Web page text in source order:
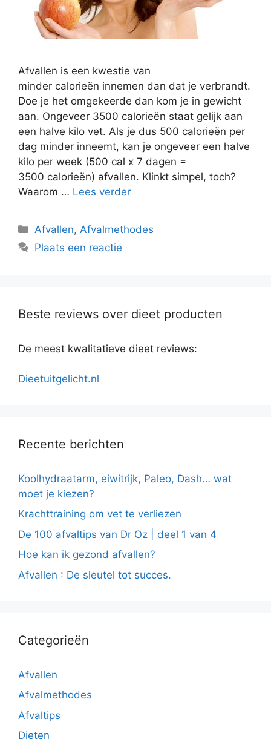
Afvallen is een kwestie van
minder calorieën innemen dan dat je verbrandt.
Doe je het omgekeerde dan kom je in gewicht
aan. Ongeveer 3500 calorieën staat gelijk aan
een halve kilo vet. Als je dus 500 calorieën per
dag minder inneemt, kan je ongeveer een halve
kilo per week (500 cal x 7 dagen =
3500 calorieën) afvallen. Klinkt simpel, toch?
Waarom … Lees verder
Categorieën
Afvallen, Afvalmethodes
Plaats een reactie
Beste reviews over dieet producten
De meest kwalitatieve dieet reviews:
Dieetuitgelicht.nl
Recente berichten
Koolhydraatarm, eiwitrijk, Paleo, Dash… wat
moet je kiezen?
Krachttraining om vet te verliezen
De 100 afvaltips van Dr Oz | deel 1 van 4
Hoe kan ik gezond afvallen?
Afvallen : De sleutel tot succes.
Categorieën
Afvallen
Afvalmethodes
Afvaltips
Dieten